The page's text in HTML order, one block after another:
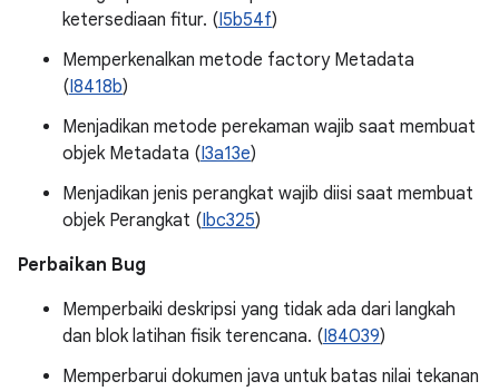
ketersediaan fitur. (I5b54f)
Memperkenalkan metode factory Metadata
(I8418b)
Menjadikan metode perekaman wajib saat membuat
objek Metadata (I3a13e)
Menjadikan jenis perangkat wajib diisi saat membuat
objek Perangkat (Ibc325)
Perbaikan Bug
Memperbaiki deskripsi yang tidak ada dari langkah
dan blok latihan fisik terencana. (I84039)
Memperbarui dokumen java untuk batas nilai tekanan